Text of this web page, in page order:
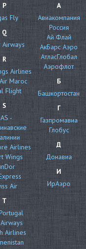
P
Fly
Q
Airways
R
Airlines
Maroc
Flight
S
-
Airlines
Wings
Air
T
Airlines
А
Авиакомпания
Россия
Ай Флай
АкБарс Аэро
АтласГлобал
Аэрофлот
Б
Башкортостан
Г
Газпромавиа
Глобус
Д
Донавиа
И
ИрАэро